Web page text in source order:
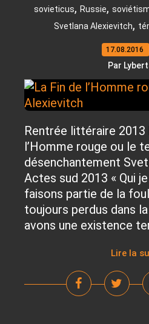
sovieticus, Russie,
Svetlana Alexievitch,
17.08.2016
Par
Rentrée littéraire 2013
l’Homme rouge ou le
désenchantement
Actes sud 2013 « Qui
faisons partie de la
toujours perdus dans
avons une existence
Lire la